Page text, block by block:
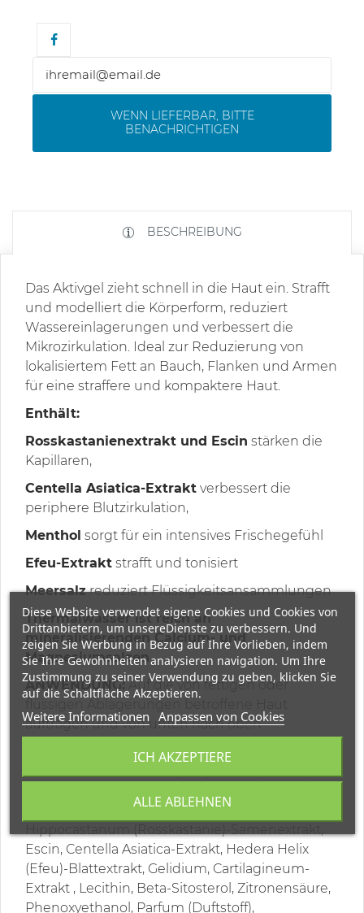
WENN LIEFERBAR, BITTE
BENACHRICHTIGEN
BESCHREIBUNG
Das Aktivgel zieht schnell in die Haut ein. Strafft
und modelliert die Körperform, reduziert
Wassereinlagerungen und verbessert die
Mikrozirkulation. Ideal zur Reduzierung von
lokalisiertem Fett an Bauch, Flanken und Armen
für eine straffere und kompaktere Haut.
Enthält:
Rosskastanienextrakt und Escin stärken die
Kapillaren,
Centella Asiatica-Extrakt verbessert die
periphere Blutzirkulation,
Menthol sorgt für ein intensives Frischegefühl
Efeu-Extrakt strafft und tonisiert
Meersalzreduziert Flüssigkeitsansammlungen
Thermalwasser ist reich an
mineralisierenden Calcium- und
Magnesiumsalzen
ANWENDUNG:Auf die von fettigen oder
flüssigen Ablagerungen betroffene Haut
auftragen und von unten nach oben
Menthol, Bentonit, Kaolin, Aesculus
Escin, Centella Asiatica-Extrakt, Hedera Helix
(Efeu)-Blattextrakt, Gelidium, Cartilagineum-
Extrakt , Lecithin, Beta-Sitosterol, Zitronensäure,
Phenoxyethanol, Parfum (Duftstoff),
Diese Website verwendet eigene Cookies und Cookies von
Drittanbietern, um unsereDienste zu verbessern. Und
zeigen Sie Werbung in Bezug auf Ihre Vorlieben, indem
Sie Ihre Gewohnheiten analysieren navigation. Um Ihre
Zustimmung zu seiner Verwendung zu geben, klicken Sie
auf die Schaltfläche Akzeptieren.
Weitere Informationen Anpassen von Cookies
ALLE ABLEHNEN
ICH AKZEPTIERE